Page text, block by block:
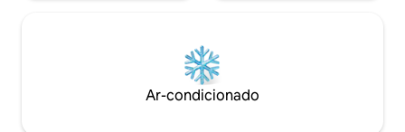
Ar-condicionado